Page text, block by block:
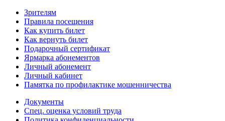
Зрителям
Правила посещения
Как купить билет
Как вернуть билет
Подарочный сертификат
Ярмарка абонементов
Личный абонемент
Личный кабинет
Памятка по профилактике мошенничества
Документы
Спец. оценка условий труда